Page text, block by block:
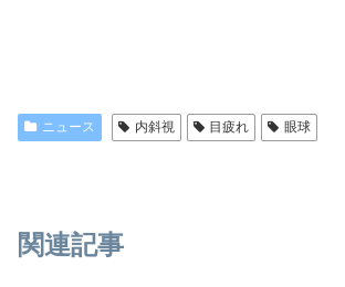
ニュース 内斜視 目疲れ 眼球
関連記事